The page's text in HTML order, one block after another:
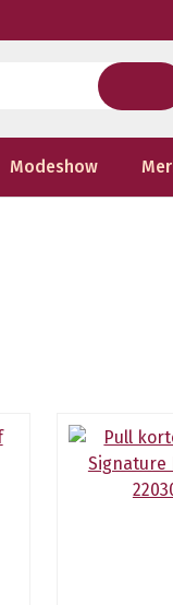
Modeshow